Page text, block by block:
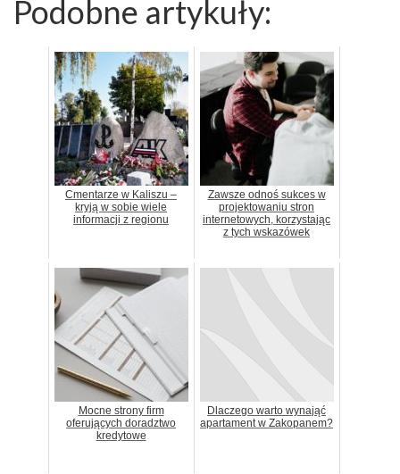
Podobne artykuły:
Cmentarze w Kaliszu –
kryją w sobie wiele
informacji z regionu
Zawsze odnoś sukces w
projektowaniu stron
internetowych, korzystając
z tych wskazówek
Mocne strony firm
oferujących doradztwo
kredytowe
Dlaczego warto wynająć
apartament w Zakopanem?